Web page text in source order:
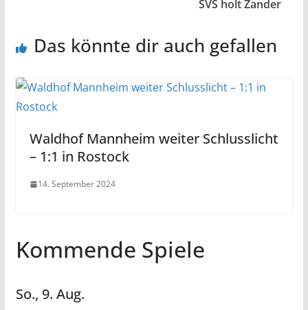
SVS holt Zander
Das könnte dir auch gefallen
Waldhof Mannheim weiter Schlusslicht
– 1:1 in Rostock
14. September 2024
Kommende Spiele
So., 9. Aug.